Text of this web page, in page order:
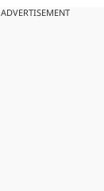
ADVERTISEMENT